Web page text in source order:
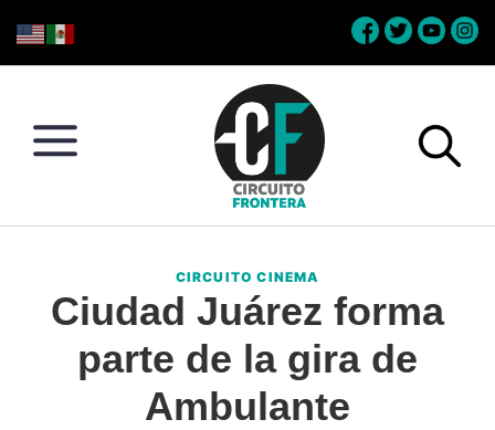
to
to
to
to
Conéctate
la
frontera
CIRCUITO CINEMA
Ciudad Juárez forma
parte de la gira de
Ambulante